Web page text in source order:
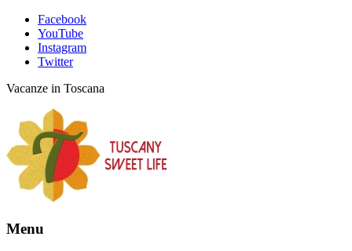
Facebook
YouTube
Instagram
Twitter
Vacanze in Toscana
Menu